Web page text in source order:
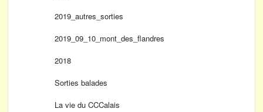
2019_autres_sorties
2019_09_10_mont_des_flandres
2018
Sorties balades
La vie du CCCalais